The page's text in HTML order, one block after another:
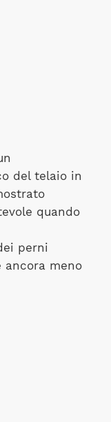
del telaio in
quando
perni
ancora meno